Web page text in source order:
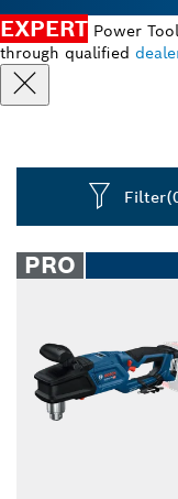
EXPERT Power
through qualified
Filter
PRO